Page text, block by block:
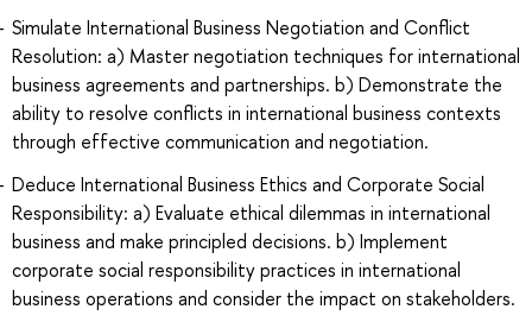
Simulate International Business Negotiation and Conflict
Resolution: a) Master negotiation techniques for international
business agreements and partnerships. b) Demonstrate the
ability to resolve conflicts in international business contexts
through effective communication and negotiation.
Deduce International Business Ethics and Corporate Social
Responsibility: a) Evaluate ethical dilemmas in international
business and make principled decisions. b) Implement
corporate social responsibility practices in international
business operations and consider the impact on stakeholders.